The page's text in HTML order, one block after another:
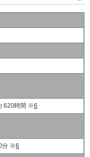
620時間 ※6
分 ※6